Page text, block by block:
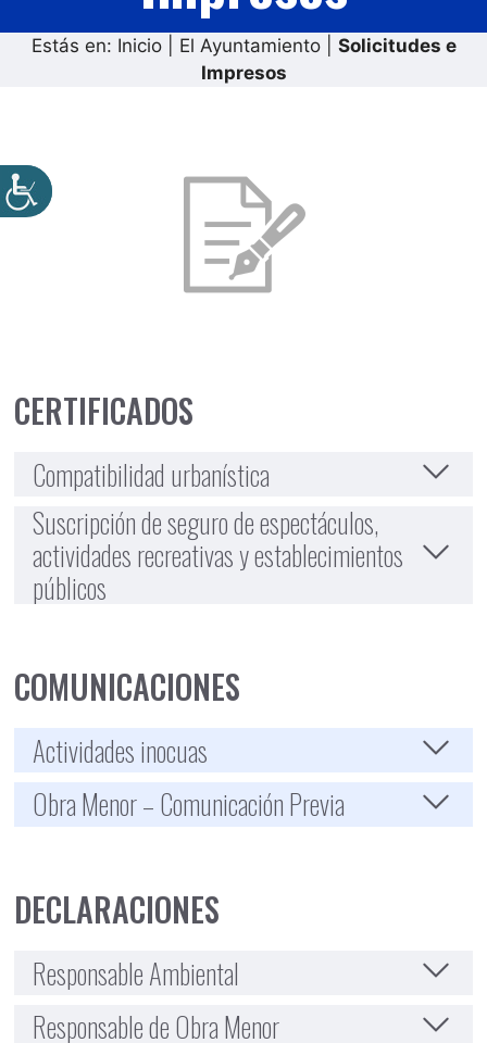
Estás en: Inicio| El Ayuntamiento| Solicitudes e
Impresos
CERTIFICADOS
Compatibilidad urbanística
Suscripción de seguro de espectáculos,
actividades recreativas y establecimientos
públicos
COMUNICACIONES
Actividades inocuas
Obra Menor – Comunicación Previa
DECLARACIONES
Responsable Ambiental
Responsable de Obra Menor